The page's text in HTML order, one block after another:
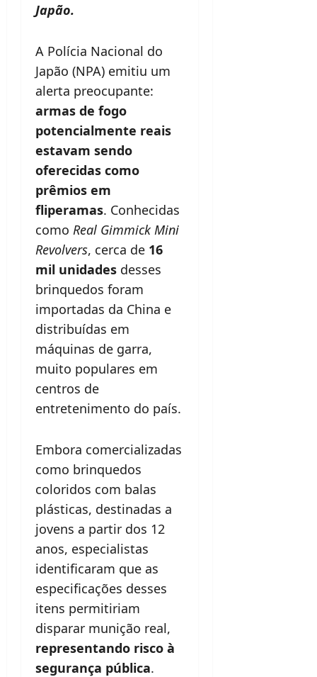
Japão.
A Polícia Nacional do
Japão (NPA) emitiu um
alerta preocupante:
armas de fogo
potencialmente reais
estavam sendo
oferecidas como
prêmios em
fliperamas. Conhecidas
como Real Gimmick Mini
Revolvers, cerca de 16
mil unidades desses
brinquedos foram
importadas da China e
distribuídas em
máquinas de garra,
muito populares em
centros de
entretenimento do país.
Embora comercializadas
como brinquedos
coloridos com balas
plásticas, destinadas a
jovens a partir dos 12
anos, especialistas
identificaram que as
especificações desses
itens permitiriam
disparar munição real,
representando risco à
segurança pública.